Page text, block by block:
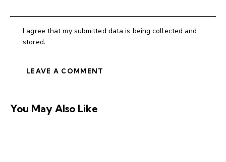
I agree that my submitted data is being collected and
stored.
You May Also Like